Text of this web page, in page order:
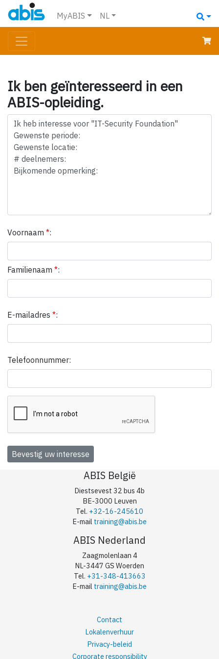
MyABIS NL
Ik ben geïnteresseerd in een
ABIS-opleiding.
Voornaam *:
Familienaam *:
E-mailadres *:
Telefoonnummer:
ABIS België
Diestsevest 32 bus 4b
BE-3000 Leuven
Tel. +32-16-245610
E-mail training@abis.be
ABIS Nederland
Zaagmolenlaan 4
NL-3447 GS Woerden
Tel. +31-348-413663
E-mail training@abis.be
Contact
Lokalenverhuur
Privacy-beleid
Corporate responsibility